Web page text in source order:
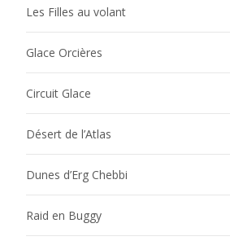
Les Filles au volant
Glace Orcières
Circuit Glace
Désert de l’Atlas
Dunes d’Erg Chebbi
Raid en Buggy